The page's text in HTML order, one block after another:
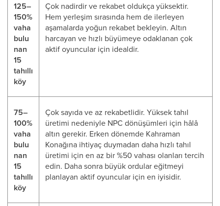
125–
150%
vaha
bulu
nan
15
tahıllı
köy
Çok nadirdir ve rekabet oldukça yüksektir.
Hem yerleşim sırasında hem de ilerleyen
aşamalarda yoğun rekabet bekleyin. Altın
harcayan ve hızlı büyümeye odaklanan çok
aktif oyuncular için idealdir.
75–
100%
vaha
bulu
nan
15
tahıllı
köy
Çok sayıda ve az rekabetlidir. Yüksek tahıl
üretimi nedeniyle NPC dönüşümleri için hâlâ
altın gerekir. Erken dönemde Kahraman
Konağına ihtiyaç duymadan daha hızlı tahıl
üretimi için en az bir %50 vahası olanları tercih
edin. Daha sonra büyük ordular eğitmeyi
planlayan aktif oyuncular için en iyisidir.